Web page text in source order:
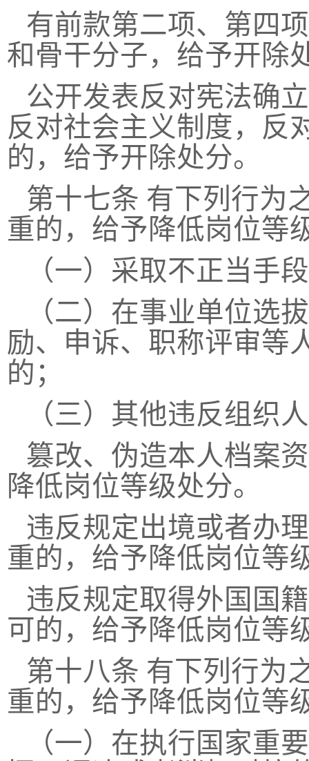
有前款第二项、第四
和骨干分子，给予开除
公开发表反对宪法确
反对社会主义制度，反
的，给予开除处分。
第十七条 有下列行为
重的，给予降低岗位等
（一）采取不正当手
（二）在事业单位选
励、申诉、职称评审等
的；
（三）其他违反组织
篡改、伪造本人档案
降低岗位等级处分。
违反规定出境或者办
重的，给予降低岗位等
违反规定取得外国国
可的，给予降低岗位等
第十八条 有下列行为
重的，给予降低岗位等
（一）在执行国家重